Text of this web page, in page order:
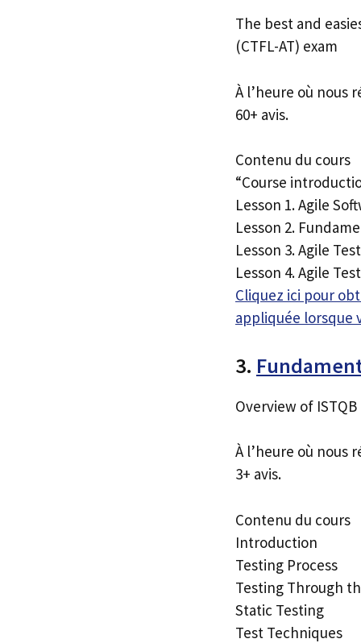
The best and
(CTFL-AT) exam
À l’heure où nous
60+ avis.
Contenu du cours
“Course
Lesson 1. Agile
Lesson 2.
Lesson 3. Agile
Lesson 4. Agile
Cliquez ici pour
appliquée lorsque
3.
Overview of
À l’heure où nous
3+ avis.
Contenu du cours
Introduction
Testing Process
Testing Through
Static Testing
Test Techniques